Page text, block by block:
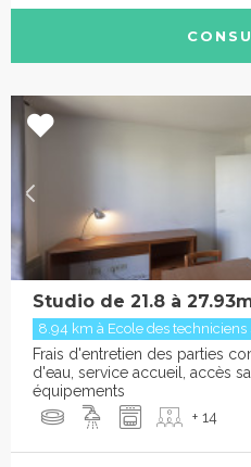
Studio de 21.8 à
8.94 km à Ecole des techniciens
Frais d'entretien des parties
d'eau, service accueil, accès
équipements
+ 14